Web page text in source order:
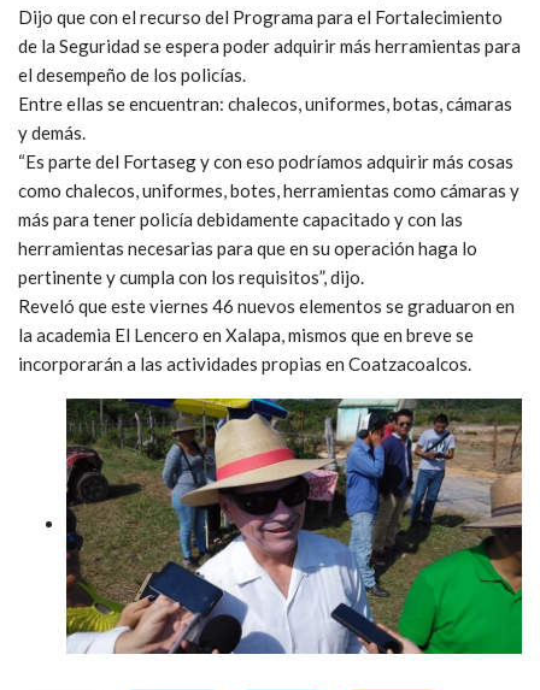
Dijo que con el recurso del Programa para el Fortalecimiento
de la Seguridad se espera poder adquirir más herramientas para
el desempeño de los policías.
Entre ellas se encuentran: chalecos, uniformes, botas, cámaras
y demás.
“Es parte del Fortaseg y con eso podríamos adquirir más cosas
como chalecos, uniformes, botes, herramientas como cámaras y
más para tener policía debidamente capacitado y con las
herramientas necesarias para que en su operación haga lo
pertinente y cumpla con los requisitos”, dijo.
Reveló que este viernes 46 nuevos elementos se graduaron en
la academia El Lencero en Xalapa, mismos que en breve se
incorporarán a las actividades propias en Coatzacoalcos.